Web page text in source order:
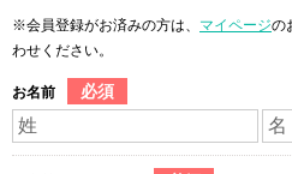
※会員登録がお済みの方は、 マイページの
わせください。
お名前 必須